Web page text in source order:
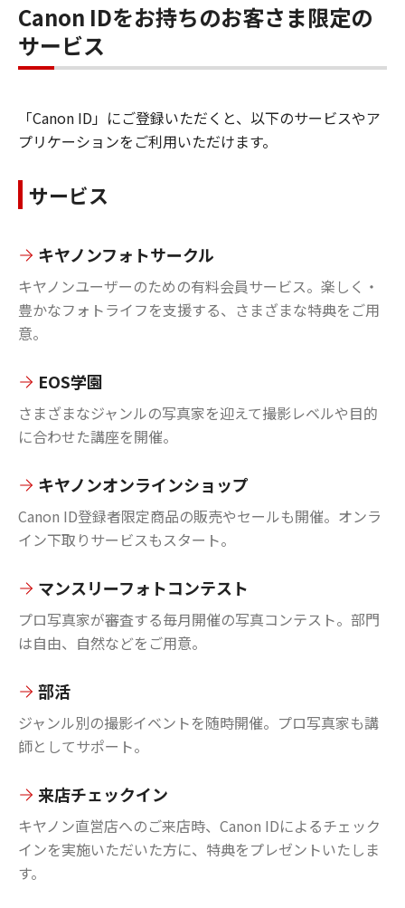
Canon IDをお持ちのお客さま限定の
サービス
「Canon ID」にご登録いただくと、以下のサービスやア
プリケーションをご利用いただけます。
サービス
キヤノンフォトサークル
キヤノンユーザーのための有料会員サービス。楽しく・
豊かなフォトライフを支援する、さまざまな特典をご用
意。
EOS学園
さまざまなジャンルの写真家を迎えて撮影レベルや目的
に合わせた講座を開催。
キヤノンオンラインショップ
Canon ID登録者限定商品の販売やセールも開催。オンラ
イン下取りサービスもスタート。
マンスリーフォトコンテスト
プロ写真家が審査する毎月開催の写真コンテスト。部門
は自由、自然などをご用意。
部活
ジャンル別の撮影イベントを随時開催。プロ写真家も講
師としてサポート。
来店チェックイン
キヤノン直営店へのご来店時、Canon IDによるチェック
インを実施いただいた方に、特典をプレゼントいたしま
す。